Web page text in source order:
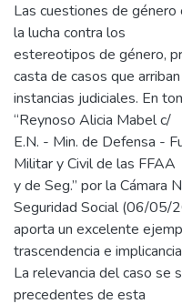
Las cuestiones de
la lucha contra los
estereotipos de género,
casta de casos que
instancias judiciales. En
“Reynoso Alicia Mabel c/
E.N. - Min. de Defensa -
Militar y Civil de las FFAA
y de Seg.” por la Cámara
Seguridad Social (06/05/
aporta un excelente
trascendencia e
La relevancia del caso se
precedentes de esta